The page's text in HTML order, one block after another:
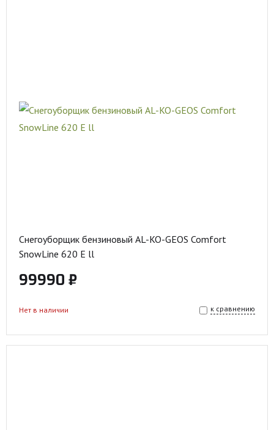
Снегоуборщик бензиновый AL-KO-GEOS Comfort
SnowLine 620 E ll
99990 ₽
к сравнению
Нет в наличии